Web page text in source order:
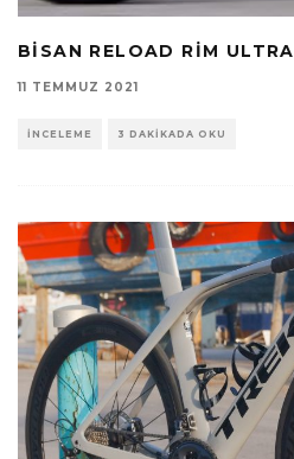
BISAN RELOAD RIM ULTRA
11 TEMMUZ 2021
İNCELEME 3 DAKIKADA OKU